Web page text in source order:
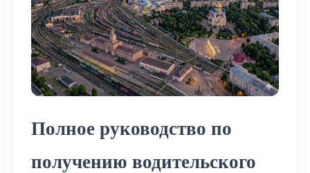
Полное руководство по
получению водительского